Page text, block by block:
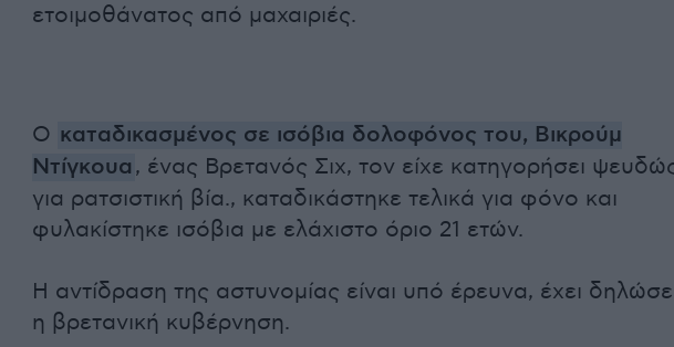
ετοιμοθάνατος από μαχαιριές.
Ο καταδικασμένος σε ισόβια δολοφόνος του, Βικρούμ
Ντίγκουα , ένας Βρετανός Σιχ, τον είχε κατηγορήσει
για ρατσιστική βία., καταδικάστηκε τελικά για φόνο και
φυλακίστηκε ισόβια με ελάχιστο όριο 21 ετών.
Η αντίδραση της αστυνομίας είναι υπό έρευνα, έχει
η βρετανική κυβέρνηση.